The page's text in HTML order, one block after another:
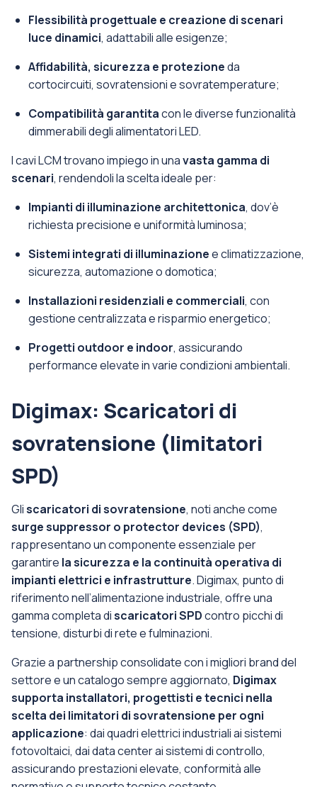
Flessibilità progettuale e creazione di scenari
luce dinamici, adattabili alle esigenze;
Affidabilità, sicurezza e protezioneda
cortocircuiti, sovratensioni e sovratemperature;
Compatibilità garantitacon le diverse funzionalità
dimmerabili degli alimentatori LED.
I cavi LCM trovano impiego in unavasta gamma di
scenari, rendendoli la scelta ideale per:
Impianti di illuminazione architettonica, dov’è
richiesta precisione e uniformità luminosa;
Sistemi integrati di illuminazionee climatizzazione,
sicurezza, automazione o domotica;
Installazioni residenziali e commerciali, con
gestione centralizzata e risparmio energetico;
Progetti outdoor e indoor, assicurando
performance elevate in varie condizioni ambientali.
Digimax: Scaricatori di
sovratensione (limitatori
SPD)
Gliscaricatori di sovratensione, noti anche come
surge suppressor o protector devices (SPD),
rappresentano un componente essenziale per
garantire la sicurezza e la continuità operativa di
impianti elettrici e infrastrutture. Digimax, punto di
riferimento nell’alimentazione industriale, offre una
gamma completa discaricatori SPDcontro picchi di
tensione, disturbi di rete e fulminazioni.
Grazie a partnership consolidate con i migliori brand del
settore e un catalogo sempre aggiornato, Digimax
supporta installatori, progettisti e tecnici nella
scelta dei limitatori di sovratensione per ogni
applicazione: dai quadri elettrici industriali ai sistemi
fotovoltaici, dai data center ai sistemi di controllo,
assicurando prestazioni elevate, conformità alle